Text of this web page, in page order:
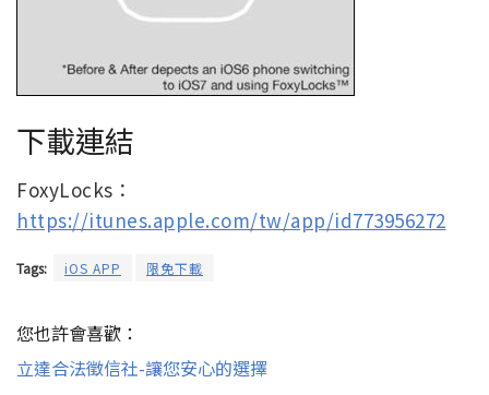
下載連結
FoxyLocks：
https://itunes.apple.com/tw/app/id773956272
Tags: iOS APP 限免下載
您也許會喜歡：
立達合法徵信社-讓您安心的選擇